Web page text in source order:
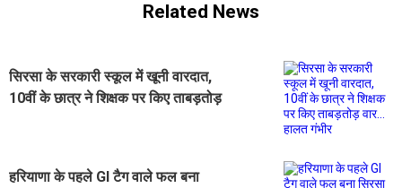
Related News
सिरसा के सरकारी स्कूल में खूनी वारदात,
10वीं के छात्र ने शिक्षक पर किए ताबड़तोड़
हरियाणा के पहले GI टैग वाले फल बना